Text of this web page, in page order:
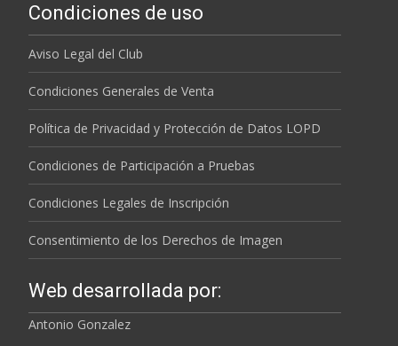
Condiciones de uso
Aviso Legal del Club
Condiciones Generales de Venta
Política de Privacidad y Protección de Datos LOPD
Condiciones de Participación a Pruebas
Condiciones Legales de Inscripción
Consentimiento de los Derechos de Imagen
Web desarrollada por:
Antonio Gonzalez